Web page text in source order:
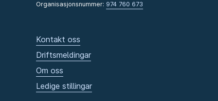
Organisasjonsnummer: 974 760 673
Kontakt oss
Driftsmeldingar
Om oss
Ledige stillingar